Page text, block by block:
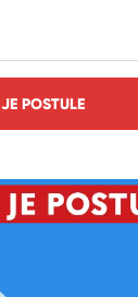
JE POSTULE